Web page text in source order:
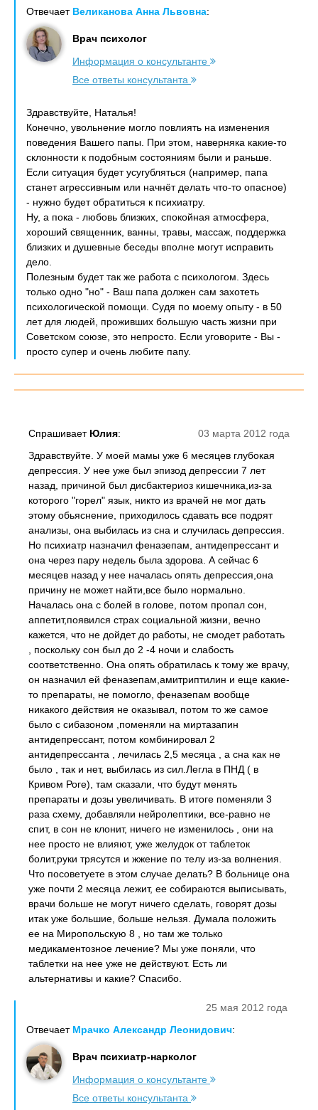
Отвечает Великанова Анна Львовна:
Врач психолог
Информация о консультанте
Все ответы консультанта
Здравствуйте, Наталья!
Конечно, увольнение могло повлиять на изменения
поведения Вашего папы. При этом, наверняка какие-то
склонности к подобным состояниям были и раньше.
Если ситуация будет усугубляться (например, папа
станет агрессивным или начнёт делать что-то опасное)
- нужно будет обратиться к психиатру.
Ну, а пока - любовь близких, спокойная атмосфера,
хороший священник, ванны, травы, массаж, поддержка
близких и душевные беседы вполне могут исправить
дело.
Полезным будет так же работа с психологом. Здесь
только одно "но" - Ваш папа должен сам захотеть
психологической помощи. Судя по моему опыту - в 50
лет для людей, проживших большую часть жизни при
Советском союзе, это непросто. Если уговорите - Вы -
просто супер и очень любите папу.
03 марта 2012 года
Спрашивает Юлия:
Здравствуйте. У моей мамы уже 6 месяцев глубокая
депрессия. У нее уже был эпизод депрессии 7 лет
назад, причиной был дисбактериоз кишечника,из-за
которого "горел" язык, никто из врачей не мог дать
этому обьяснение, приходилось сдавать все подрят
анализы, она выбилась из сна и случилась депрессия.
Но психиатр назначил феназепам, антидепрессант и
она через пару недель была здорова. А сейчас 6
месяцев назад у нее началась опять депрессия,она
причину не может найти,все было нормально.
Началась она с болей в голове, потом пропал сон,
аппетит,появился страх социальной жизни, вечно
кажется, что не дойдет до работы, не смодет работать
, поскольку сон был до 2 -4 ночи и слабость
соответственно. Она опять обратилась к тому же врачу,
он назначил ей феназепам,амитриптилин и еще какие-
то препараты, не помогло, феназепам вообще
никакого действия не оказывал, потом то же самое
было с сибазоном ,поменяли на миртазапин
антидепрессант, потом комбинировал 2
антидепрессанта , лечилась 2,5 месяца , а сна как не
было , так и нет, выбилась из сил.Легла в ПНД ( в
Кривом Роге), там сказали, что будут менять
препараты и дозы увеличивать. В итоге поменяли 3
раза схему, добавляли нейролептики, все-равно не
спит, в сон не клонит, ничего не изменилось , они на
нее просто не влияют, уже желудок от таблеток
болит,руки трясутся и жжение по телу из-за волнения.
Что посоветуете в этом случае делать? В больнице она
уже почти 2 месяца лежит, ее собираются выписывать,
врачи больше не могут ничего сделать, говорят дозы
итак уже большие, больше нельзя. Думала положить
ее на Миропольскую 8 , но там же только
медикаментозное лечение? Мы уже поняли, что
таблетки на нее уже не действуют. Есть ли
альтернативы и какие? Спасибо.
25 мая 2012 года
Отвечает Мрачко Александр Леонидович:
Врач психиатр-нарколог
Информация о консультанте
Все ответы консультанта